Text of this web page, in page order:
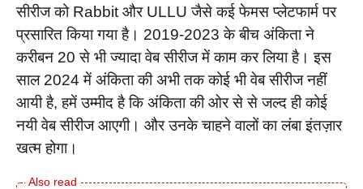
सीरीज को Rabbit और ULLU जैसे कई फेमस प्लेटफार्म पर
प्रसारित किया गया है। 2019-2023 के बीच अंकिता ने
करीबन 20 से भी ज्यादा वेब सीरीज में काम कर लिया है। इस
साल 2024 में अंकिता की अभी तक कोई भी वेब सीरीज नहीं
आयी है, हमें उम्मीद है कि अंकिता की ओर से से जल्द ही कोई
नयी वेब सीरीज आएगी। और उनके चाहने वालों का लंबा इंतज़ार
खत्म होगा।